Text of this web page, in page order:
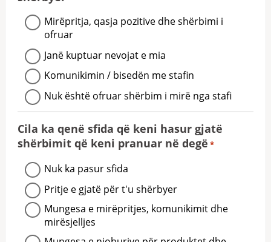
Mirëpritja, qasja pozitive dhe shërbimi i
ofruar
Janë kuptuar nevojat e mia
Komunikimin / bisedën me stafin
Nuk është ofruar shërbim i mirë nga stafi
Cila ka qenë sfida që keni hasur gjatë
shërbimit që keni pranuar në degë *
Nuk ka pasur sfida
Pritje e gjatë për t'u shërbyer
Mungesa e mirëpritjes, komunikimit dhe
mirësjelljes